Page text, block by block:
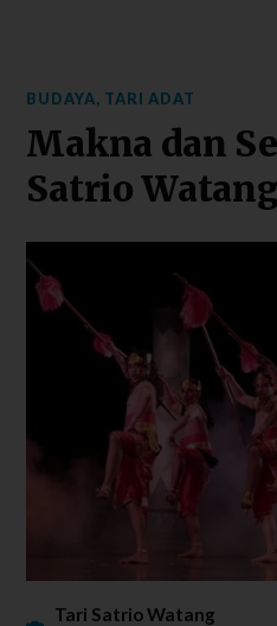
BUDAYA, TARI ADAT
Makna dan
Satrio
Tari Satrio Watang